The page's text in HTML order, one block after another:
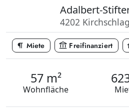
Adalbert-
4202
format_paragraph Miete account_balance Freifinanziert
57 m²
Wohnfläche